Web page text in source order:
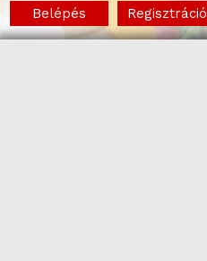
Belépés Regisztráció